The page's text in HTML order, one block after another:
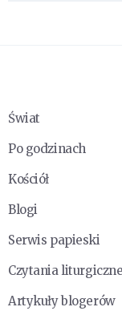
Świat
Po godzinach
Kościół
Blogi
Serwis papieski
Czytania liturgiczne
Artykuły blogerów